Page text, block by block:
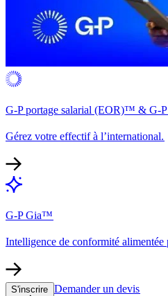
G-P portage salarial (EOR)™ & G-
Gérez votre effectif à l’international.​​
G-P Gia™​​
Intelligence de conformité
S'inscrire​​ Demander un devis​​